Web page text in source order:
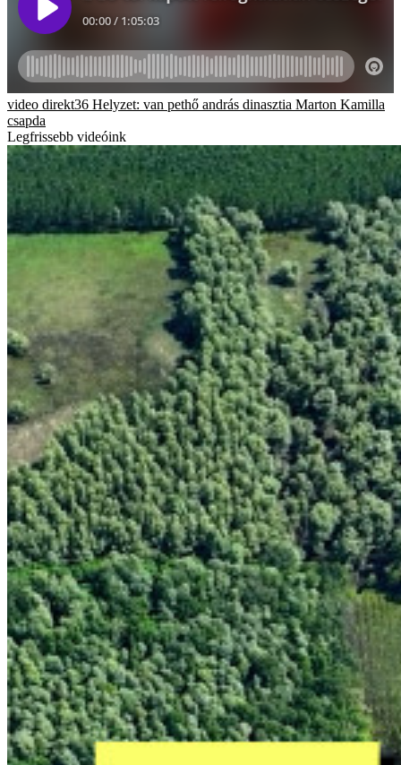
video direkt36 Helyzet: van pethő andrás dinasztia Marton Kamilla
csapda
Legfrissebb videóink